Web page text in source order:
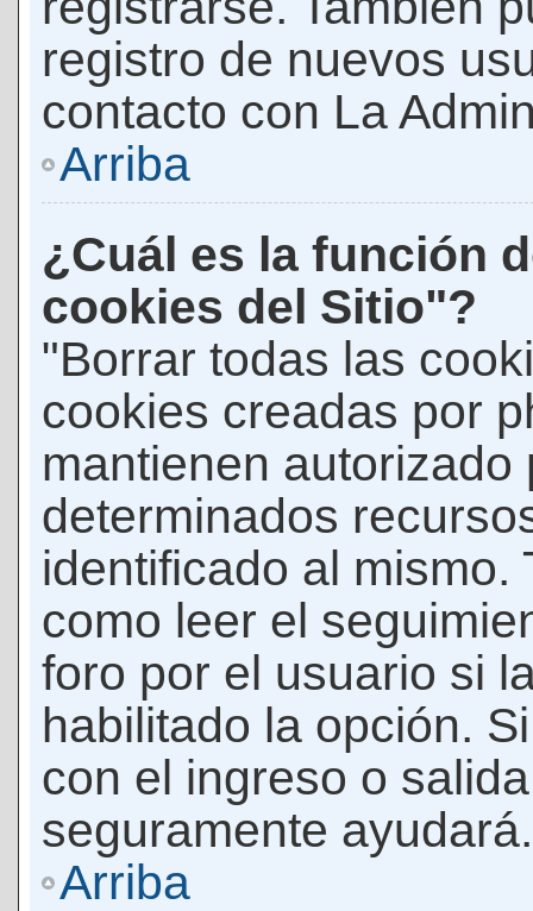
registro de nuevos
contacto con La
Arriba
¿Cuál es la función
cookies del Sitio"?
"Borrar todas las
cookies creadas por
mantienen autorizado
determinados
identificado al mismo.
como leer el
foro por el usuario si
habilitado la opción.
con el ingreso o
seguramente ayudará.
Arriba